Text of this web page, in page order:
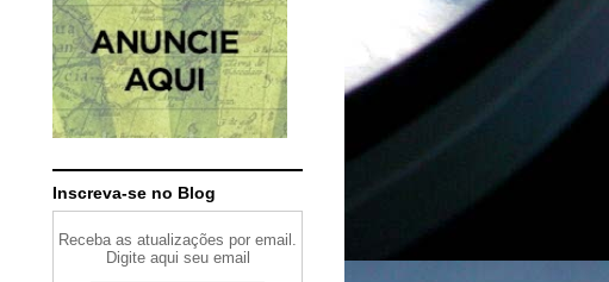
Inscreva-se no Blog
Receba as atualizações por email.
Digite aqui seu email